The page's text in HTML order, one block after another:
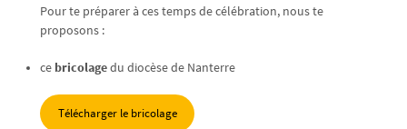
Pour te préparer à ces temps de célébration, nous te
proposons :
ce bricolagedu diocèse de Nanterre
Télécharger le bricolage